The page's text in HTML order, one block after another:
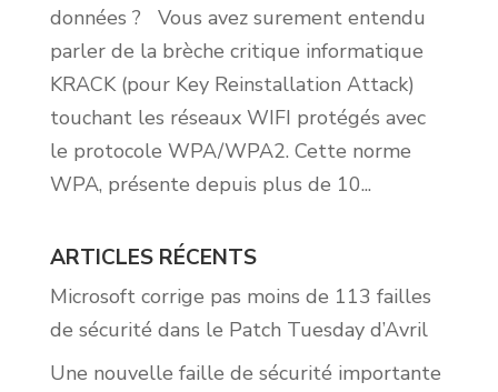
données ? Vous avez surement entendu
parler de la brèche critique informatique
KRACK (pour Key Reinstallation Attack)
touchant les réseaux WIFI protégés avec
le protocole WPA/WPA2. Cette norme
WPA, présente depuis plus de 10...
ARTICLES RÉCENTS
Microsoft corrige pas moins de 113 failles
de sécurité dans le Patch Tuesday d’Avril
Une nouvelle faille de sécurité importante